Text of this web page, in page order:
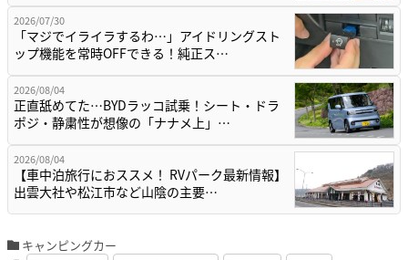
2026/07/30
「マジでイライラするわ…」アイドリングスト
ップ機能を常時OFFできる！純正ス…
2026/08/04
正直舐めてた…BYDラッコ試乗！シート・ドラ
ポジ・静粛性が想像の「ナナメ上」…
2026/08/04
【車中泊旅行におススメ！ RVパーク最新情報】
出雲大社や松江市など山陰の主要…
キャンピングカー